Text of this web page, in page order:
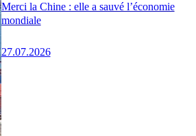
Merci la Chine : elle a sauvé l’économie
mondiale
27.07.2026